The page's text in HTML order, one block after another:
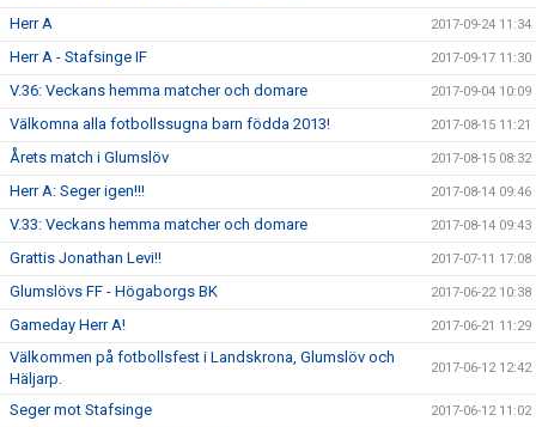
Herr A 2017-09-24 11:34
Herr A - Stafsinge IF 2017-09-17 11:30
V.36: Veckans hemma matcher och domare 2017-09-04 10:09
Välkomna alla fotbollssugna barn födda 2013! 2017-08-15 11:21
Årets match i Glumslöv 2017-08-15 08:32
Herr A: Seger igen!!! 2017-08-14 09:46
V.33: Veckans hemma matcher och domare 2017-08-14 09:43
Grattis Jonathan Levi!! 2017-07-11 17:08
Glumslövs FF - Högaborgs BK 2017-06-22 10:38
Gameday Herr A! 2017-06-21 11:29
Välkommen på fotbollsfest i Landskrona, Glumslöv och
Häljarp.
2017-06-12 12:42
Seger mot Stafsinge 2017-06-12 11:02